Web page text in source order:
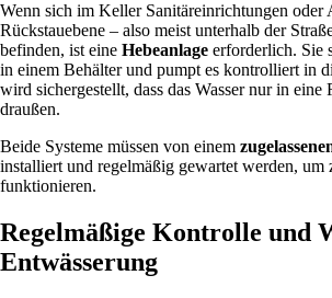
Wenn sich im Keller Sanitäreinrichtungen oder
Rückstauebene – also meist unterhalb der
befinden, ist eine Hebeanlage erforderlich. Sie
in einem Behälter und pumpt es kontrolliert in
wird sichergestellt, dass das Wasser nur in
draußen.
Beide Systeme müssen von einem
installiert und regelmäßig gewartet werden, um
funktionieren.
Regelmäßige Kontrolle und
Entwässerung